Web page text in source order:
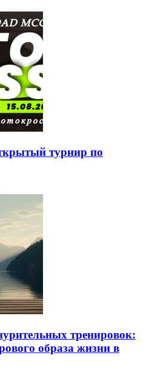
турнир по
тренировок:
образа жизни в